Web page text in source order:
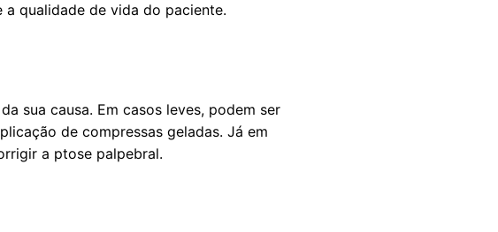
qualidade de vida do paciente.
sua causa. Em casos leves, podem ser
de compressas geladas. Já em
a ptose palpebral.